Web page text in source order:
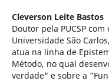
Cleverson Leite Bastos
Doutor pela PUCSP
Universidade São
atua na linha de
Método, no qual
verdade" e sobre a